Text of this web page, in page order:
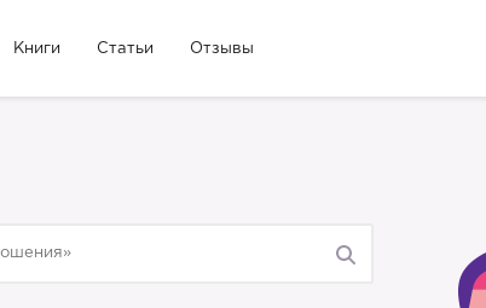
Книги Статьи Отзывы